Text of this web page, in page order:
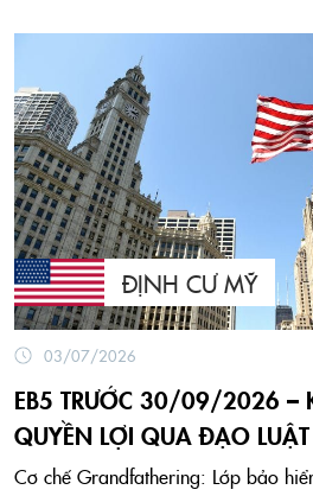
ĐỊNH CƯ MỸ
03/07/2026
EB5 TRƯỚC 30/09/2026 –
QUYỀN LỢI QUA ĐẠO
Cơ chế Grandfathering: Lớp bảo